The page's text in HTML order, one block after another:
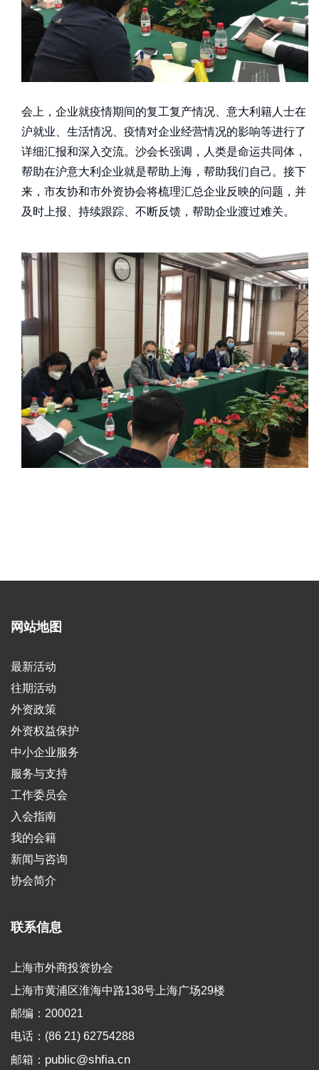
会上，企业就疫情期间的复工复产情况、意大利籍人士在
沪就业、生活情况、疫情对企业经营情况的影响等进行了
详细汇报和深入交流。沙会长强调，人类是命运共同体，
帮助在沪意大利企业就是帮助上海，帮助我们自己。接下
来，市友协和市外资协会将梳理汇总企业反映的问题，并
及时上报、持续跟踪、不断反馈，帮助企业渡过难关。
网站地图
最新活动
往期活动
外资政策
外资权益保护
中小企业服务
服务与支持
工作委员会
入会指南
我的会籍
新闻与咨询
协会简介
联系信息
上海市外商投资协会
上海市黄浦区淮海中路138号上海广场29楼
邮编：200021
电话：(86 21) 62754288
邮箱： public@shfia.cn